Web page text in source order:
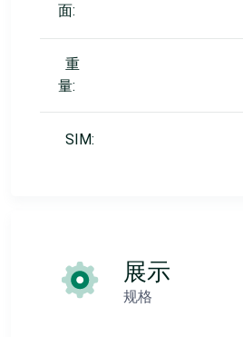
面:
重
量:
SIM:
展示
规格